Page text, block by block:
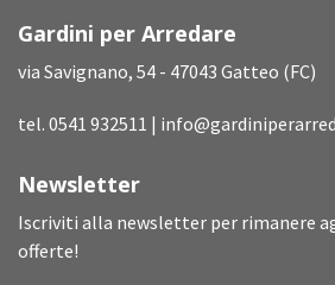
Gardini per Arredare
via Savignano, 54 - 47043 Gatteo (FC)
tel. 0541 932511 |
Newsletter
Iscriviti alla newsletter per rimanere
offerte!